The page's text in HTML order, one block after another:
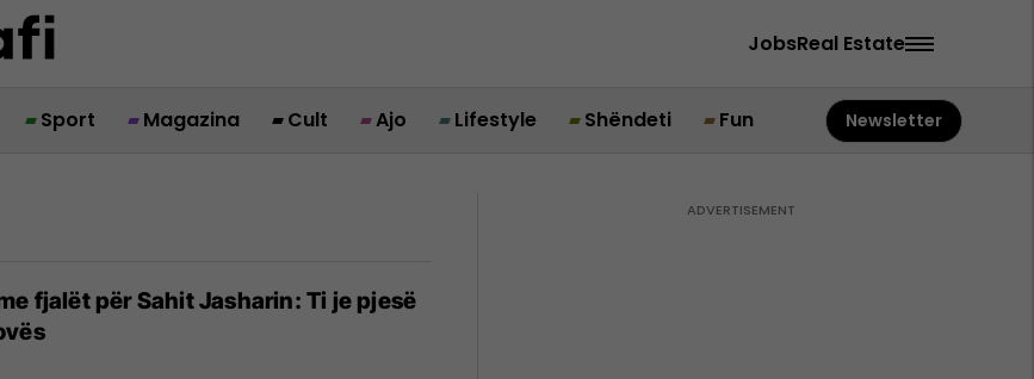
JobsReal Estate
Sport Magazina Cult Ajo Lifestyle Shëndeti Fun Newsletter
fjalët për Sahit Jasharin: Ti je pjesë